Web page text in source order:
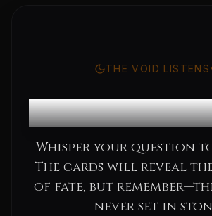
THE VOID LISTENS
Consult the
Whisper your question
The cards will reveal
of fate, but
never set in